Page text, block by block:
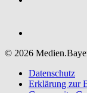
© 2026
Datenschutz
Erklärung zur